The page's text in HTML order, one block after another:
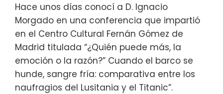
Hace unos días conocí a D. Ignacio
Morgado en una conferencia que impartió
en el Centro Cultural Fernán Gómez de
Madrid titulada “¿Quién puede más, la
emoción o la razón?” Cuando el barco se
hunde, sangre fría: comparativa entre los
naufragios del Lusitania y el Titanic”.